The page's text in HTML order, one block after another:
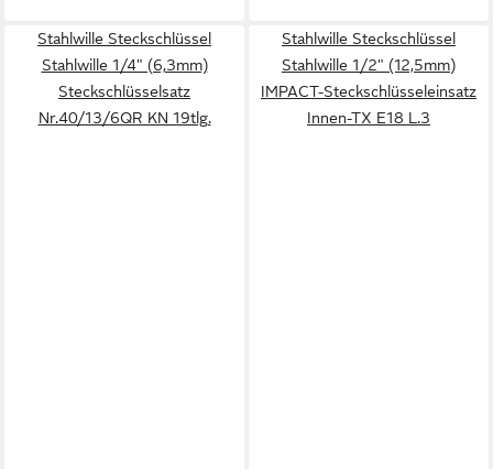
Stahlwille Steckschlüssel
Stahlwille 1/4" (6,3mm)
Steckschlüsselsatz
Nr.40/13/6QR KN 19tlg.
Stahlwille Steckschlüssel
Stahlwille 1/2" (12,5mm)
IMPACT-Steckschlüsseleinsatz
Innen-TX E18 L.3